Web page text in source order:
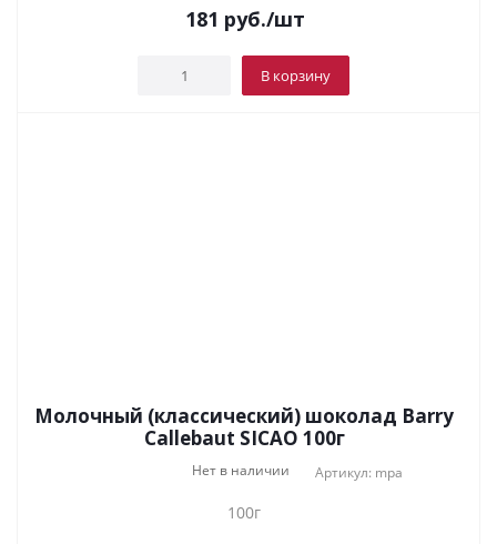
181 руб./шт
В корзину
Молочный (классический) шоколад Barry
Callebaut SICAO 100г
Нет в наличии Артикул: mpa
100г